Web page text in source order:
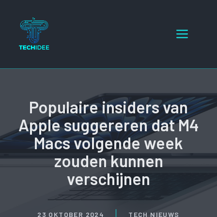
inhoud
Menu
Populaire insiders van
Apple suggereren dat M4
Macs volgende week
zouden kunnen
verschijnen
23 OKTOBER 2024 TECH NIEUWS